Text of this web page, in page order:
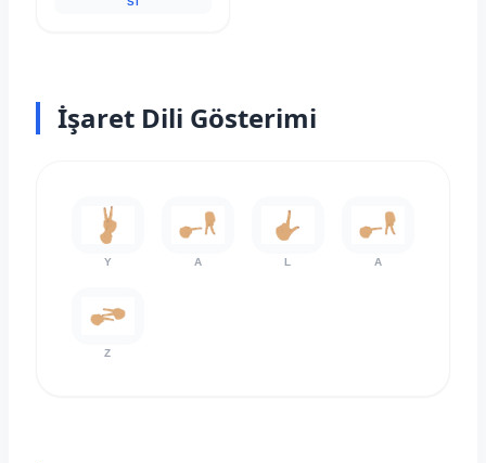
İşaret Dili Gösterimi
Y A L A
Z